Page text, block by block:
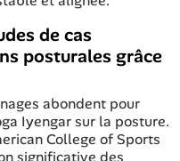
de cas
posturales grâce
abondent pour
Iyengar sur la posture.
College of Sports
significative des